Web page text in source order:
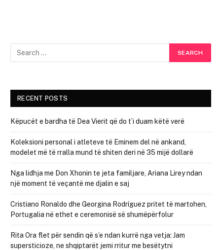
RECENT POSTS
Këpucët e bardha të Dea Vierit që do t’i duam këtë verë
Koleksioni personal i atleteve të Eminem del në ankand,
modelet më të rralla mund të shiten deri në 35 mijë dollarë
Nga lidhja me Don Xhonin te jeta familjare, Ariana Lirey ndan
një moment të veçantë me djalin e saj
Cristiano Ronaldo dhe Georgina Rodríguez pritet të martohen,
Portugalia në ethet e ceremonisë së shumëpërfolur
Rita Ora flet për sendin që s’e ndan kurrë nga vetja: Jam
supersticioze, ne shqiptarët jemi rritur me besëtytni